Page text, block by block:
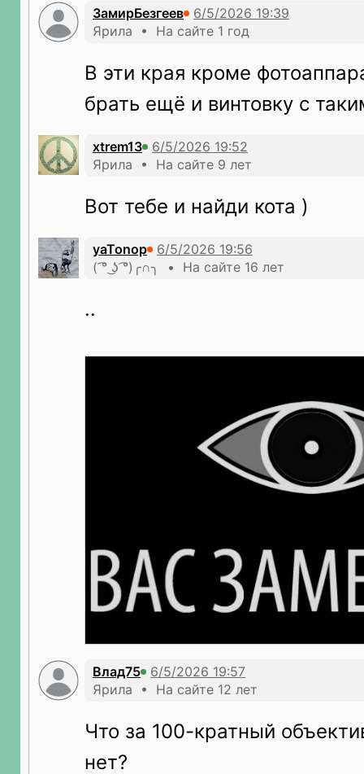
ЗамирБезгеев
Ярила • На сайте 1 год
В эти края кроме
брать ещë и винтовку с
xtrem13
Ярила • На сайте 9 лет
Вот тебе и найди кота )
yaTonop
( ͡° ͜ʖ ͡°)╭∩╮ • На сайте 16 лет
..
Влад75
Ярила • На сайте 12 лет
Что за 100-кратный
нет?